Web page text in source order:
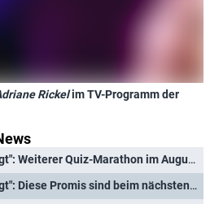
Rickelim TV-Programm der
"Gefragt - Gejagt": Weiterer Quiz-Marathon im August - mit diesen Gästen
"Gefragt - Gejagt": Diese Promis sind beim nächsten Quiz-Marathon dabei